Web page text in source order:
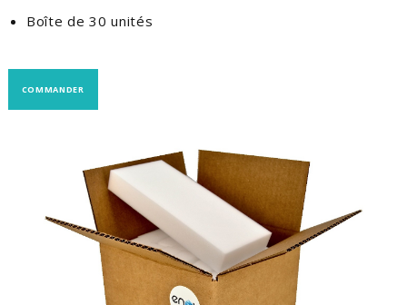
Boîte de 30 unités
COMMANDER